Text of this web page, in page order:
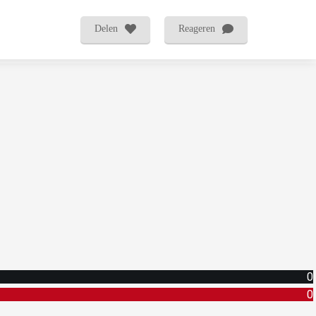
Delen Reageren
0
0